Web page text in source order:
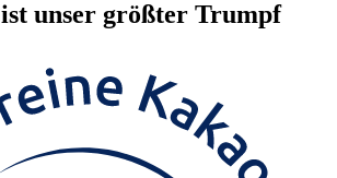
ist unser größter Trumpf